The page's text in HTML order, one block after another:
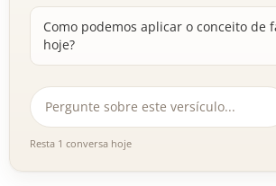
Como podemos aplicar o conceito de
hoje?
Resta 1 conversa hoje